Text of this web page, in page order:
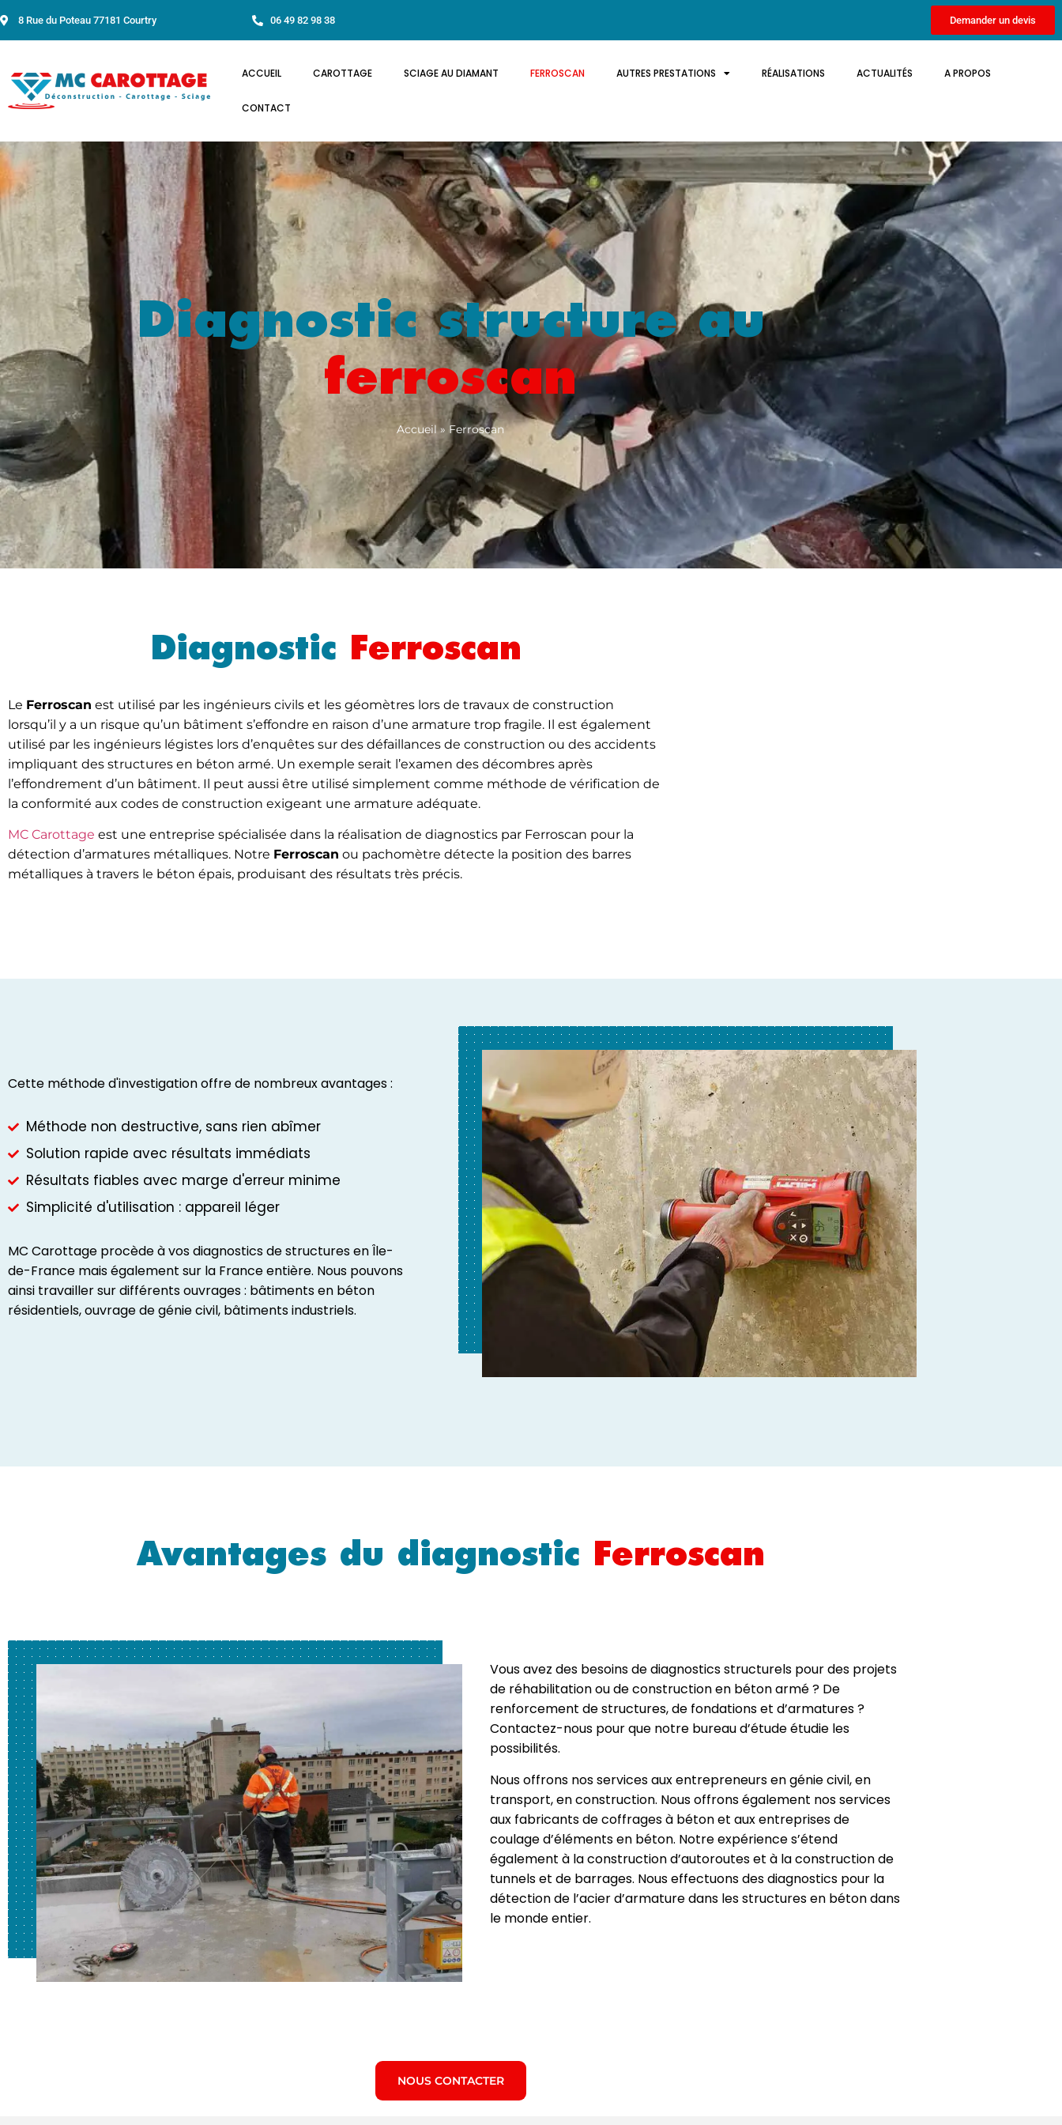
8 Rue du Poteau 77181 Courtry 06 49 82 98 38 Demander un devis
ACCUEIL CAROTTAGE SCIAGE AU DIAMANT FERROSCAN AUTRES PRESTATIONS RÉALISATIONS ACTUALITÉS A PROPOS
CONTACT
Diagnostic structure au
ferroscan
Accueil» Ferroscan
Diagnostic Ferroscan
Le Ferroscan est utilisé par les ingénieurs civils et les géomètres lors de travaux de construction
lorsqu’il y a un risque qu’un bâtiment s’effondre en raison d’une armature trop fragile. Il est également
utilisé par les ingénieurs légistes lors d’enquêtes sur des défaillances de construction ou des accidents
impliquant des structures en béton armé. Un exemple serait l’examen des décombres après
l’effondrement d’un bâtiment. Il peut aussi être utilisé simplement comme méthode de vérification de
la conformité aux codes de construction exigeant une armature adéquate.
MC Carottage est une entreprise spécialisée dans la réalisation de diagnostics par Ferroscan pour la
détection d’armatures métalliques. Notre Ferroscan ou pachomètre détecte la position des barres
métalliques à travers le béton épais, produisant des résultats très précis.
Cette méthode d'investigation offre de nombreux avantages :
Méthode non destructive, sans rien abîmer
Solution rapide avec résultats immédiats
Résultats fiables avec marge d'erreur minime
Simplicité d'utilisation : appareil léger
MC Carottage procède à vos diagnostics de structures en Île-
de-France mais également sur la France entière. Nous pouvons
ainsi travailler sur différents ouvrages : bâtiments en béton
résidentiels, ouvrage de génie civil, bâtiments industriels.
Avantages du diagnostic Ferroscan
Vous avez des besoins de diagnostics structurels pour des projets
de réhabilitation ou de construction en béton armé ? De
renforcement de structures, de fondations et d’armatures ?
Contactez-nous pour que notre bureau d’étude étudie les
possibilités.
Nous offrons nos services aux entrepreneurs en génie civil, en
transport, en construction. Nous offrons également nos services
aux fabricants de coffrages à béton et aux entreprises de
coulage d’éléments en béton. Notre expérience s’étend
également à la construction d’autoroutes et à la construction de
tunnels et de barrages. Nous effectuons des diagnostics pour la
détection de l’acier d’armature dans les structures en béton dans
le monde entier.
NOUS CONTACTER